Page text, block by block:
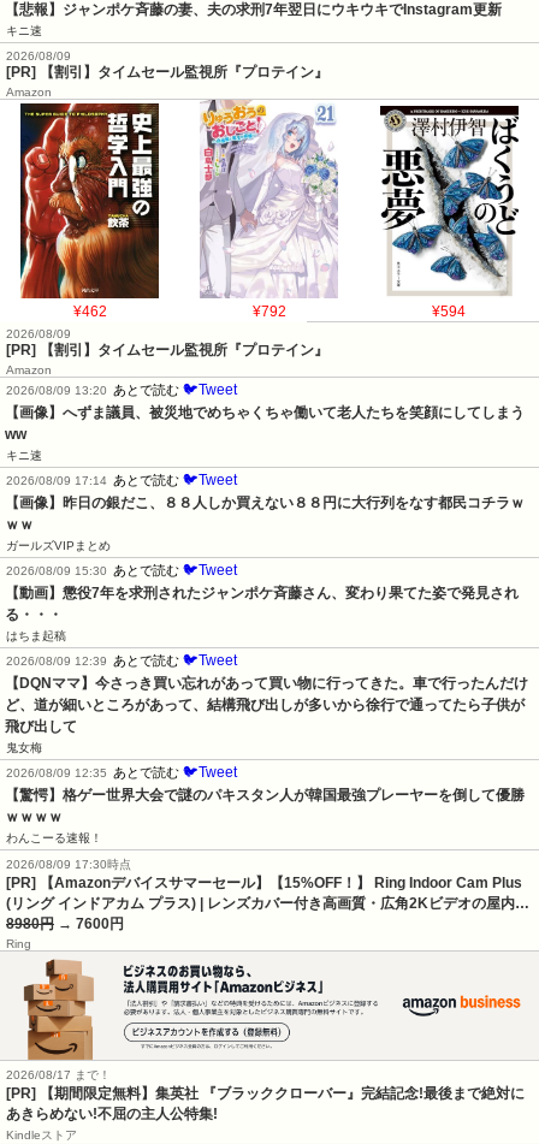
【悲報】ジャンポケ斉藤の妻、夫の求刑7年翌日にウキウキでInstagram更新
キニ速
2026/08/09
[PR] 【割引】タイムセール監視所『プロテイン』
Amazon
¥462 ¥792 ¥594
2026/08/09
[PR] 【割引】タイムセール監視所『プロテイン』
Amazon
2026/08/09 13:20 あとで読む 🐦Tweet
【画像】へずま議員、被災地でめちゃくちゃ働いて老人たちを笑顔にしてしまう
ww
キニ速
2026/08/09 17:14 あとで読む 🐦Tweet
【画像】昨日の銀だこ、８８人しか買えない８８円に大行列をなす都民コチラｗ
ｗｗ
ガールズVIPまとめ
2026/08/09 15:30 あとで読む 🐦Tweet
【動画】懲役7年を求刑されたジャンポケ斉藤さん、変わり果てた姿で発見され
る・・・
はちま起稿
2026/08/09 12:39 あとで読む 🐦Tweet
【DQNママ】今さっき買い忘れがあって買い物に行ってきた。車で行ったんだけ
ど、道が細いところがあって、結構飛び出しが多いから徐行で通ってたら子供が
飛び出して
鬼女梅
2026/08/09 12:35 あとで読む 🐦Tweet
【驚愕】格ゲー世界大会で謎のパキスタン人が韓国最強プレーヤーを倒して優勝
ｗｗｗｗ
わんこーる速報！
2026/08/09 17:30時点
[PR] 【Amazonデバイスサマーセール】【15%OFF！】 Ring Indoor Cam Plus
(リング インドアカム プラス) | レンズカバー付き高画質・広角2Kビデオの屋内…
8980円 → 7600円
Ring
2026/08/17 まで！
[PR] 【期間限定無料】集英社 『ブラッククローバー』完結記念!最後まで絶対に
あきらめない!不屈の主人公特集!
Kindleストア